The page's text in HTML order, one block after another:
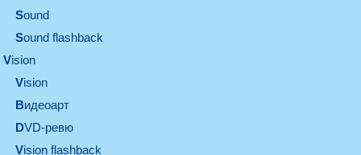
sound
Sound flashback
vision
vision
видеоарт
DVD-ревю
Vision flashback